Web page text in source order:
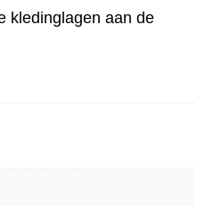
kledinglagen aan de